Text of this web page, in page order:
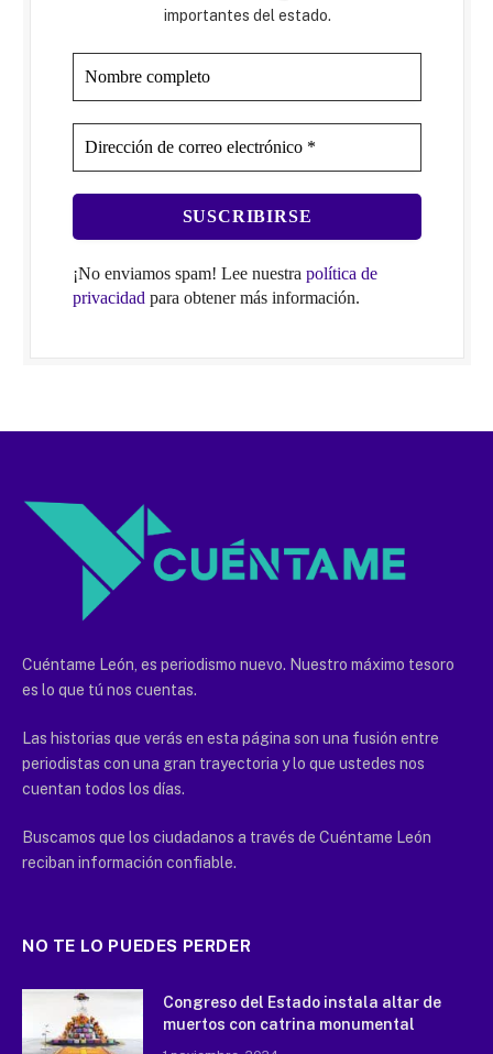
importantes del estado.
¡No enviamos spam! Lee nuestra política de
privacidad para obtener más información.
Cuéntame León, es periodismo nuevo. Nuestro máximo tesoro
es lo que tú nos cuentas.
Las historias que verás en esta página son una fusión entre
periodistas con una gran trayectoria y lo que ustedes nos
cuentan todos los días.
Buscamos que los ciudadanos a través de Cuéntame León
reciban información confiable.
NO TE LO PUEDES PERDER
Congreso del Estado instala altar de
muertos con catrina monumental